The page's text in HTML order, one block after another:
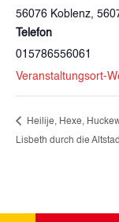
56076 Koblenz,
Telefon
015786556061
Veranstaltungsort-
Heilije, Hexe,
Lisbeth durch die